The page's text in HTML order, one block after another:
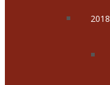
2018